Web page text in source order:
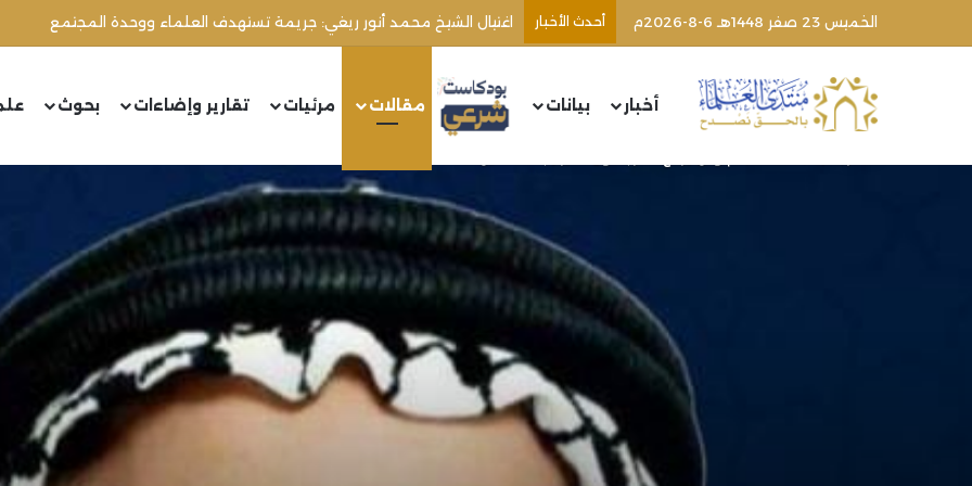
الخميس 23 صفر 1448هـ 6-8-2026م أحدث الأخبار اغتيال الشيخ محمد أنور ريغي: جريمة تستهدف العلماء ووحدة المجتمع
أخبار بيانات مقالات مرئيات تقارير وإضاءات بحوث